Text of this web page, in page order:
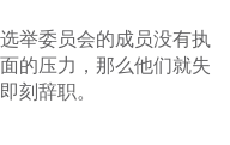
举委员会的成员没有执
的压力，那么他们就失
刻辞职。